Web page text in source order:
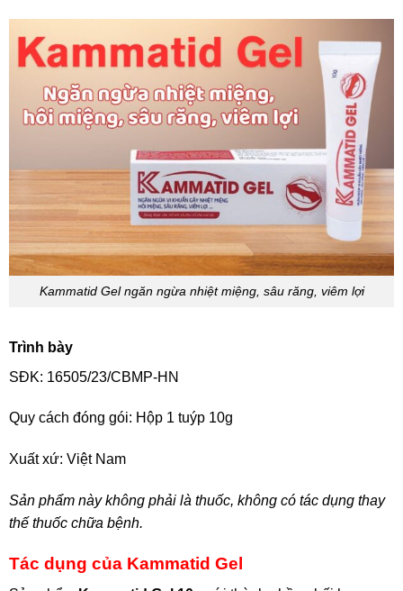
Kammatid Gel ngăn ngừa nhiệt miệng, sâu răng, viêm lợi
Trình bày
SĐK: 16505/23/CBMP-HN
Quy cách đóng gói: Hộp 1 tuýp 10g
Xuất xứ: Việt Nam
Sản phẩm này không phải là thuốc, không có tác dụng thay
thế thuốc chữa bệnh.
Tác dụng của Kammatid Gel